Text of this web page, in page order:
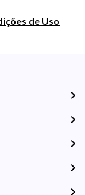
de Uso